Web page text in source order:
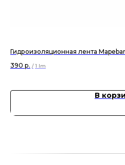
Гидроизоляционная лента
390 р. / 1 lm
В